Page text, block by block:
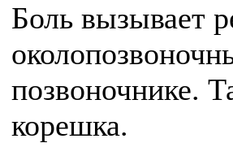
Боль вызывает
позвоночнике.
корешка.